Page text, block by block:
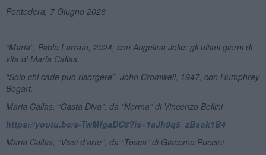
Pontedera, 7 Giugno 2026
“Maria”, Pablo Larraín, 2024, con Angelina Jolie: gli ultimi giorni di
vita di Maria Callas.
“Solo chi cade può risorgere”, John Cromwell, 1947, con Humphrey
Bogart.
Maria Callas, “Casta Diva”, da “Norma” di Vincenzo Bellini
https://youtu.be/s-TwMfgaDC8?is=1aJh9q5_zBsok1B4
Maria Callas, “Vissi d’arte”, da “Tosca” di Giacomo Puccini